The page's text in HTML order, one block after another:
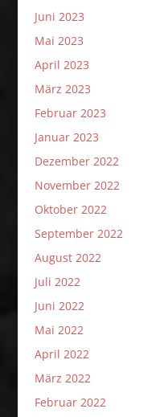
Juni 2023
Mai 2023
April 2023
März 2023
Februar 2023
Januar 2023
Dezember 2022
November 2022
Oktober 2022
September 2022
August 2022
Juli 2022
Juni 2022
Mai 2022
April 2022
März 2022
Februar 2022